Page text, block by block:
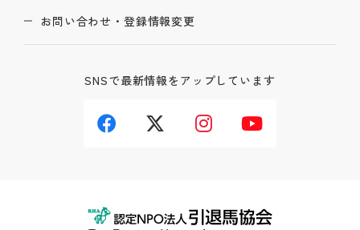
お問い合わせ・登録情報変更
SNSで最新情報をアップしています